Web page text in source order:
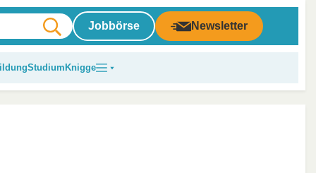
Jobbörse Newsletter
Studium Knigge